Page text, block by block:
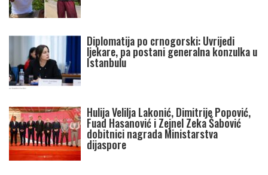
Diplomatija po crnogorski: Uvrijedi
ljekare, pa postani generalna konzulka u
Istanbulu
Hulija Velilja Lakonić, Dimitrije Popović,
Fuad Hasanović i Zejnel Zeka Šabović
dobitnici nagrada Ministarstva
dijaspore